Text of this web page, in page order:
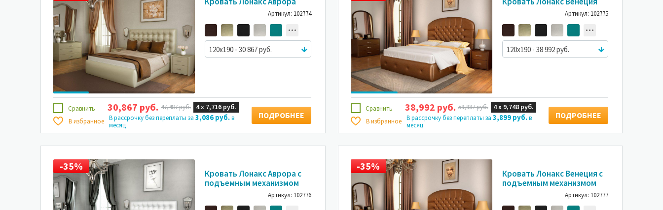
Артикул: 102774
120x190 - 30 867 руб.
Сравнить
В избранное
30,867 руб. 47,487 руб. 4 х 7,716 руб.
В рассрочку без переплаты за 3,086 руб.в
месяц
ПОДРОБНЕЕ
Артикул: 102775
120x190 - 38 992 руб.
Сравнить
В избранное
38,992 руб. 59,987 руб. 4 х 9,748 руб.
В рассрочку без переплаты за 3,899 руб.в
месяц
ПОДРОБНЕЕ
-35% -35%
Кровать Лонакс Аврора с
подъемным механизмом
Артикул: 102776
-35%
Кровать Лонакс Венеция с
подъемным механизмом
Артикул: 102777